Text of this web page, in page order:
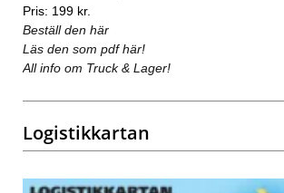
Pris: 199 kr.
Beställ den här
Läs den som pdf här!
All info om Truck & Lager!
Logistikkartan